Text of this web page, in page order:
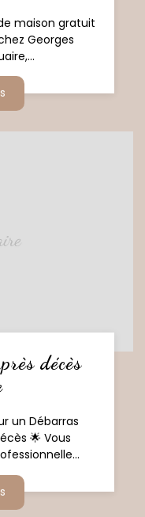
maison gratuit
Georges
décès
un Débarras
🌟 Vous